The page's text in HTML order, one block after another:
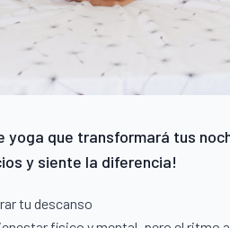
yoga que transformará tus
y siente la diferencia!
tu descanso